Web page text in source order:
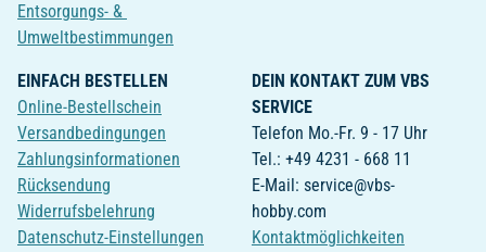
Entsorgungs- &
Umweltbestimmungen
EINFACH BESTELLEN
Online-Bestellschein
Versandbedingungen
Zahlungsinformationen
Rücksendung
Widerrufsbelehrung
Datenschutz-Einstellungen
DEIN KONTAKT ZUM VBS
SERVICE
Telefon Mo.-Fr. 9 - 17 Uhr
Tel.: +49 4231 - 668 11
E-Mail: service@vbs-
hobby.com
Kontaktmöglichkeiten